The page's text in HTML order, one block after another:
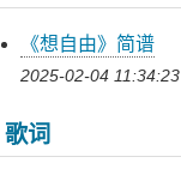
《想自由》简谱
2025-02-04 11:34:23
歌词